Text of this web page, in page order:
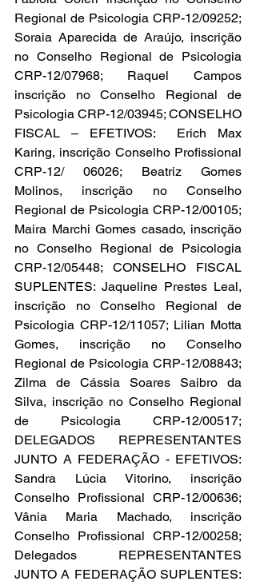
Regional de Psicologia CRP-12/09252;
Soraia Aparecida de Araújo, inscrição
no Conselho Regional de Psicologia
CRP-12/07968; Raquel Campos
inscrição no Conselho Regional de
Psicologia CRP-12/03945; CONSELHO
FISCAL – EFETIVOS:  Erich Max
Karing, inscrição Conselho Profissional
CRP-12/ 06026; Beatriz Gomes
Molinos, inscrição no Conselho
Regional de Psicologia CRP-12/00105;
Maira Marchi Gomes casado, inscrição
no Conselho Regional de Psicologia
CRP-12/05448; CONSELHO FISCAL
SUPLENTES: Jaqueline Prestes Leal,
inscrição no Conselho Regional de
Psicologia CRP-12/11057; Lilian Motta
Gomes, inscrição no Conselho
Regional de Psicologia CRP-12/08843;
Zilma de Cássia Soares Saibro da
Silva, inscrição no Conselho Regional
de Psicologia CRP-12/00517;
DELEGADOS REPRESENTANTES
JUNTO A FEDERAÇÃO - EFETIVOS:
Sandra Lúcia Vitorino, inscrição
Conselho Profissional CRP-12/00636;
Vânia Maria Machado, inscrição
Conselho Profissional CRP-12/00258;
Delegados REPRESENTANTES
JUNTO A FEDERAÇÃO SUPLENTES: